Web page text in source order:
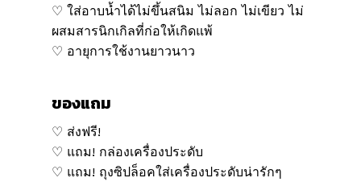
♡ ใส่อาบน้ำได้ไม่ขึ้นสนิม ไม่ลอก ไม่เขียว ไม่
ผสมสารนิกเกิลที่ก่อให้เกิดแพ้
♡ อายุการใช้งานยาวนาว
ของแถม
♡ ส่งฟรี!
♡ แถม! กล่องเครื่องประดับ
♡ แถม! ถุงซิปล็อคใส่เครื่องประดับน่ารักๆ